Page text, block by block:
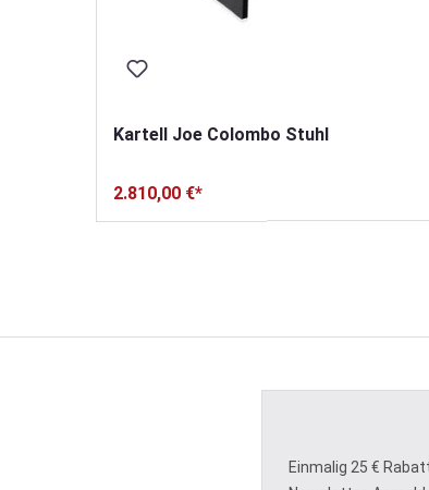
Kartell Joe Colombo Stuhl
2.810,00 €*
Einmalig 25 €